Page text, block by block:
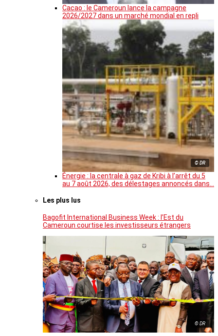
Cacao : le Cameroun lance la campagne
2026/2027 dans un marché mondial en repli
© DR
Énergie : la centrale à gaz de Kribi à l’arrêt du 5
au 7 août 2026, des délestages annoncés dans…
Les plus lus
Bagofit International Business Week : l’Est du
Cameroun courtise les investisseurs étrangers
© DR